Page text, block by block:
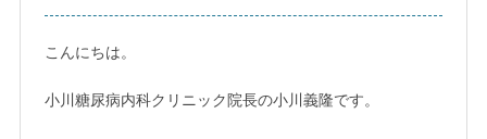
こんにちは。
小川糖尿病内科クリニック院長の小川義隆です。